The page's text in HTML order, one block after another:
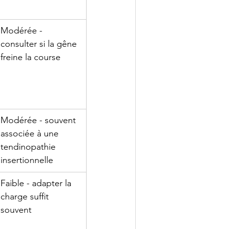
Modérée -
consulter si la gêne
freine la course
Modérée - souvent
associée à une
tendinopathie
insertionnelle
Faible - adapter la
charge suffit
souvent